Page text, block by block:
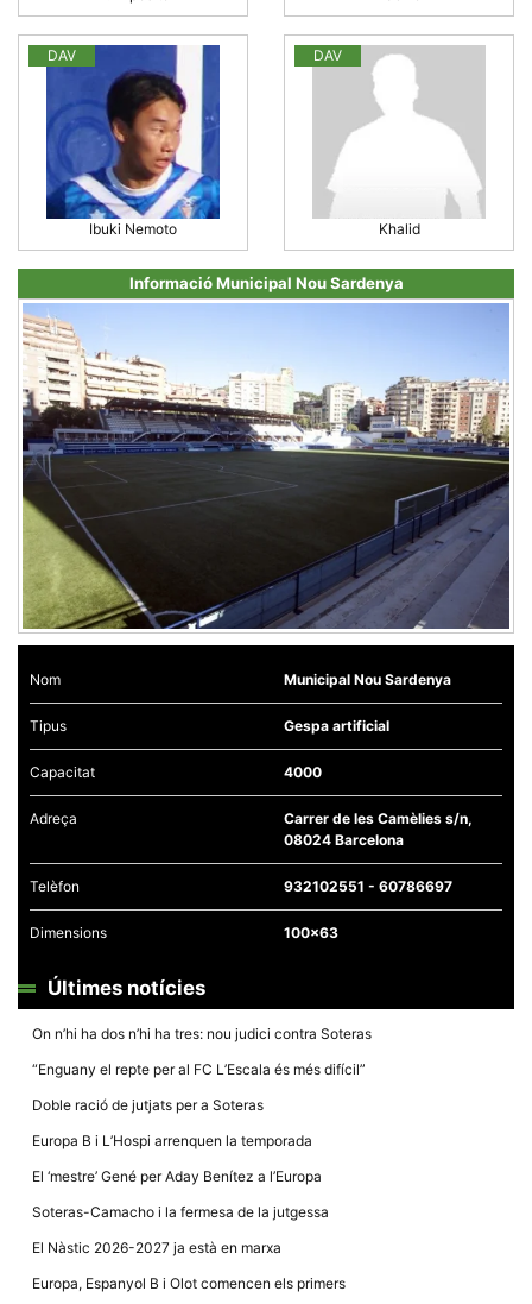
DAV
Ibuki Nemoto
DAV
Khalid
Informació Municipal Nou Sardenya
Nom Municipal Nou Sardenya
Tipus Gespa artificial
Capacitat 4000
Adreça
Carrer de les Camèlies s/n,
08024 Barcelona
Telèfon 932102551 - 60786697
Dimensions 100x63
Últimes notícies
On n’hi ha dos n’hi ha tres: nou judici contra Soteras
“Enguany el repte per al FC L’Escala és més difícil”
Doble ració de jutjats per a Soteras
Europa B i L’Hospi arrenquen la temporada
El ‘mestre’ Gené per Aday Benítez a l’Europa
Soteras-Camacho i la fermesa de la jutgessa
El Nàstic 2026-2027 ja està en marxa
Europa, Espanyol B i Olot comencen els primers